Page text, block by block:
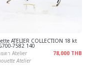
ATELIER COLLECTION 18 kt
7582 140
ตา Atelier
78,000 THB
Atelier